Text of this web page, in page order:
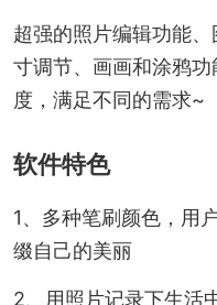
超强的照片编辑功能
寸调节、画画和涂鸦
度，满足不同的需求~
软件特色
1、多种笔刷颜色，用
缀自己的美丽
2、用照片记录下生活